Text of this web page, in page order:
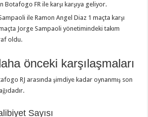
Botafogo FR ile karşı karşıya geliyor.
ile Ramon Angel Diaz 1 maçta karşı
Jorge Sampaoli yönetimindeki takım
oldu.
önceki karşılaşmaları
RJ arasında şimdiye kadar oynanmış son
Sayısı